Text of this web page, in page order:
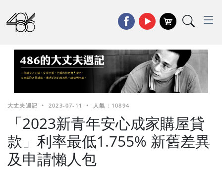
大丈夫週記 • 2023-07-11 • 人氣 : 10894
「2023新青年安心成家購屋貸
款」利率最低1.755% 新舊差異
及申請懶人包